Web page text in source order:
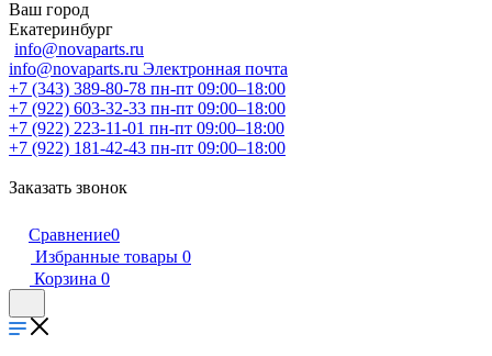
Ваш город
Екатеринбург
info@novaparts.ru
info@novaparts.ru Электронная почта
+7 (343) 389-80-78 пн-пт 09:00–18:00
+7 (922) 603-32-33 пн-пт 09:00–18:00
+7 (922) 223-11-01 пн-пт 09:00–18:00
+7 (922) 181-42-43 пн-пт 09:00–18:00
Заказать звонок
Сравнение0
Избранные товары 0
Корзина 0